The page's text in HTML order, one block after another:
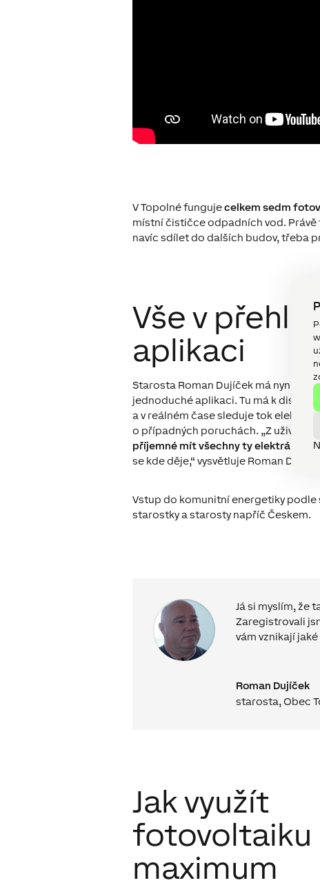
V Topolné fungujecelkem sedm
místní čističce odpadních vod. Právě
navíc sdílet do dalších budov, třeba
Vše v
aplikaci
Starosta Roman Dujíček má nyní o
jednoduché aplikaci. Tu má k
a v reálném čase sleduje tok
o případných poruchách. „Z
příjemné mít všechny ty elektrárny
se kde děje,“ vysvětluje Roman
Vstup do komunitní energetiky podle
starostky a starosty napříč Českem.
Já si myslím, že
Zaregistrovali
vám vznikají
Roman Dujíček
starosta, Obec
Jak využít
fotovoltaiku
maximum